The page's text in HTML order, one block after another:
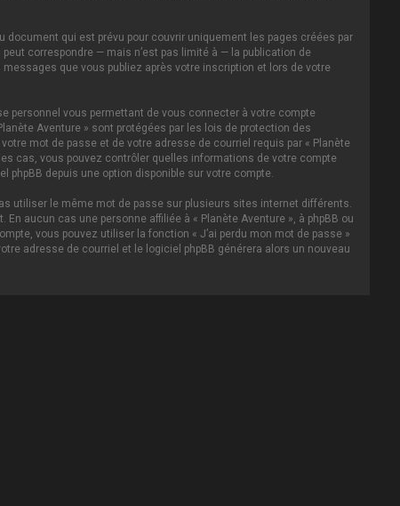
qui est prévu pour couvrir uniquement les pages créées par
correspondre — mais n’est pas limité à — la publication de
que vous publiez après votre inscription et lors de votre
personnel vous permettant de vous connecter à votre compte
Aventure » sont protégées par les lois de protection des
mot de passe et de votre adresse de courriel requis par « Planète
cas, vous pouvez contrôler quelles informations de votre compte
phpBB depuis une option disponible sur votre compte.
utiliser le même mot de passe sur plusieurs sites internet différents.
aucun cas une personne affiliée à « Planète Aventure », à phpBB ou
vous pouvez utiliser la fonction « J’ai perdu mon mot de passe »
adresse de courriel et le logiciel phpBB générera alors un nouveau